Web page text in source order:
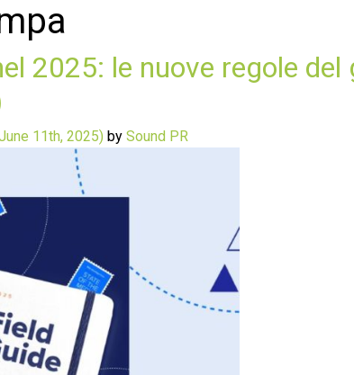
2025: le nuove regole
11th, 2025) by Sound PR